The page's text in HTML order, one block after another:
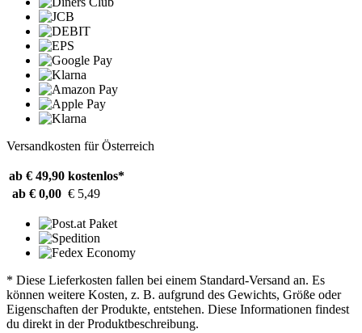
Versandkosten für Österreich
ab € 49,90 kostenlos*
ab € 0,00 € 5,49
* Diese Lieferkosten fallen bei einem Standard-Versand an. Es
können weitere Kosten, z. B. aufgrund des Gewichts, Größe oder
Eigenschaften der Produkte, entstehen. Diese Informationen findest
du direkt in der Produktbeschreibung.